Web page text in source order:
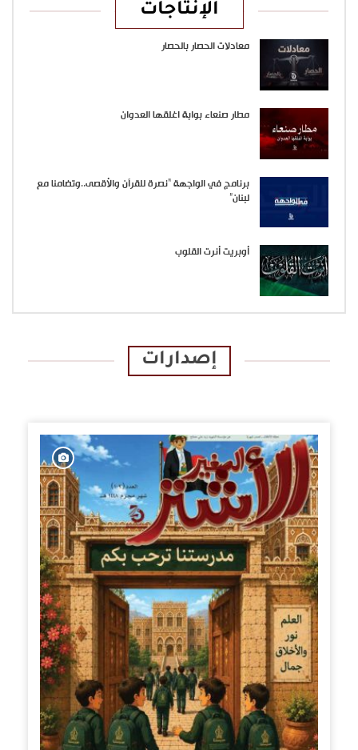
الإنتاجات
معادلات الحصار بالحصار
مطار صنعاء بوابة اغلقها العدوان
برنامج في الواجهة “نصرة للقرآن والأقصى..وتضامنا مع
لبنان”
أوبريت أنرت القلوب
إصدارات